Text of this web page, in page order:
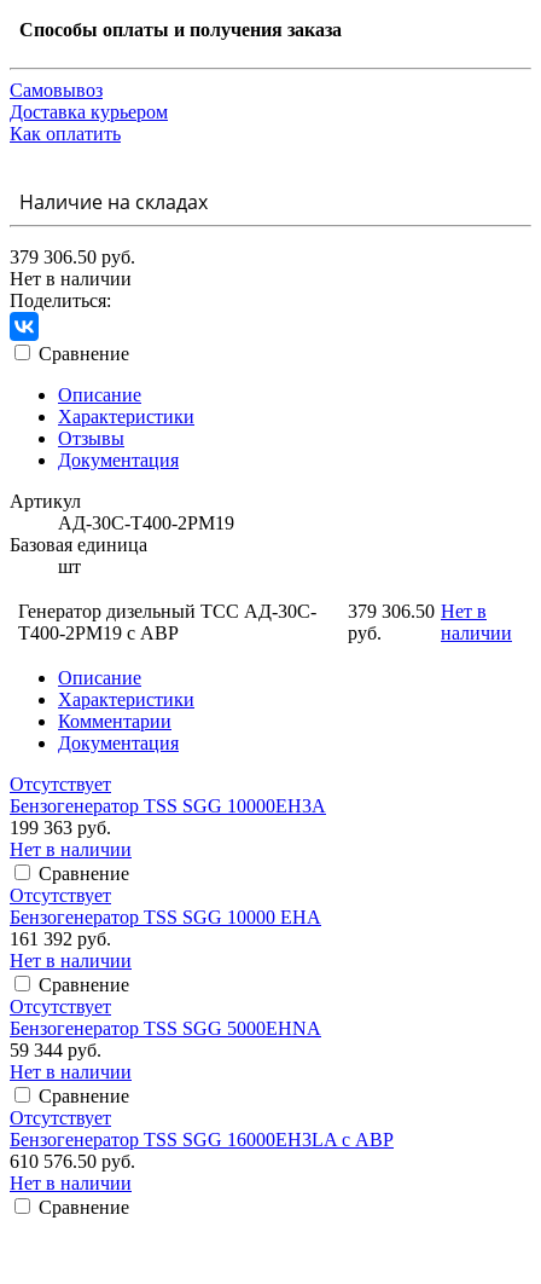
Способы оплаты и получения заказа
Самовывоз
Доставка курьером
Как оплатить
Наличие на складах
379 306.50 руб.
Нет в наличии
Поделиться:
Сравнение
Описание
Характеристики
Отзывы
Документация
Артикул
АД-30С-Т400-2РМ19
Базовая единица
шт
Генератор дизельный ТСС АД-30С-
Т400-2РМ19 с АВР
379 306.50
руб.
Нет в
наличии
Описание
Характеристики
Комментарии
Документация
Отсутствует
Бензогенератор TSS SGG 10000EH3A
199 363 руб.
Нет в наличии
Сравнение
Отсутствует
Бензогенератор TSS SGG 10000 EHA
161 392 руб.
Нет в наличии
Сравнение
Отсутствует
Бензогенератор TSS SGG 5000EHNA
59 344 руб.
Нет в наличии
Сравнение
Отсутствует
Бензогенератор TSS SGG 16000EH3LA с АВР
610 576.50 руб.
Нет в наличии
Сравнение